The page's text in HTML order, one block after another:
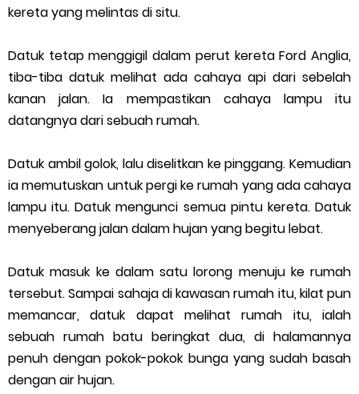
kereta yang melintas di situ.
Datuk tetap menggigil dalam perut kereta Ford Anglia,
tiba-tiba datuk melihat ada cahaya api dari sebelah
kanan jalan. Ia mempastikan cahaya lampu itu
datangnya dari sebuah rumah.
Datuk ambil golok, lalu diselitkan ke pinggang. Kemudian
ia memutuskan untuk pergi ke rumah yang ada cahaya
lampu itu. Datuk mengunci semua pintu kereta. Datuk
menyeberang jalan dalam hujan yang begitu lebat.
Datuk masuk ke dalam satu lorong menuju ke rumah
tersebut. Sampai sahaja di kawasan rumah itu, kilat pun
memancar, datuk dapat melihat rumah itu, ialah
sebuah rumah batu beringkat dua, di halamannya
penuh dengan pokok-pokok bunga yang sudah basah
dengan air hujan.